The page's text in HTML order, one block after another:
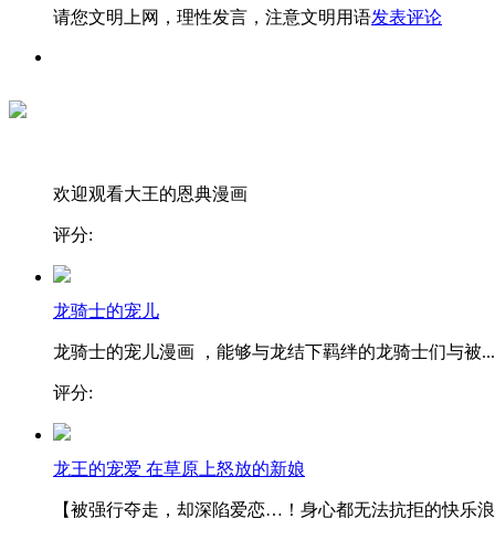
请您文明上网，理性发言，注意文明用语发表评论
欢迎观看大王的恩典漫画
评分:
龙骑士的宠儿
龙骑士的宠儿漫画 ，能够与龙结下羁绊的龙骑士们与被...
评分:
龙王的宠爱 在草原上怒放的新娘
【被强行夺走，却深陷爱恋…！身心都无法抗拒的快乐